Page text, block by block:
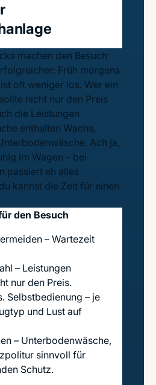
machen den Besuch
Früh morgens
oft weniger los. Wer ein
nicht nur den Preis
die Leistungen
enthalten Wachs,
Ach ja,
im Wagen – bei
passiert eh alles
kannst die Zeit für einen
den Besuch
– Wartezeit
– Leistungen
nur den Preis.
Selbstbedienung – je
und Lust auf
– Unterbodenwäsche,
sinnvoll für
Schutz.